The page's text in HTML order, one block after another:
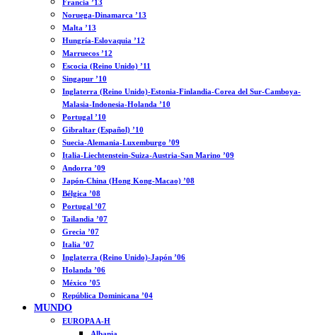
Francia ’13
Noruega-Dinamarca ’13
Malta ’13
Hungría-Eslovaquia ’12
Marruecos ’12
Escocia (Reino Unido) ’11
Singapur ’10
Inglaterra (Reino Unido)-Estonia-Finlandia-Corea del Sur-Camboya-
Malasia-Indonesia-Holanda ’10
Portugal ’10
Gibraltar (Español) ’10
Suecia-Alemania-Luxemburgo ’09
Italia-Liechtenstein-Suiza-Austria-San Marino ’09
Andorra ’09
Japón-China (Hong Kong-Macao) ’08
Bélgica ’08
Portugal ’07
Tailandia ’07
Grecia ’07
Italia ’07
Inglaterra (Reino Unido)-Japón ’06
Holanda ’06
México ’05
República Dominicana ’04
MUNDO
EUROPA A-H